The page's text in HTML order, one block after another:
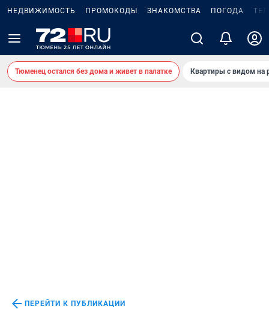
НЕДВИЖИМОСТЬ ПРОМОКОДЫ ЗНАКОМСТВА ПОГОДА
Тюменец остался без дома и живет в палатке Квартиры с видом на
ПЕРЕЙТИ К ПУБЛИКАЦИИ